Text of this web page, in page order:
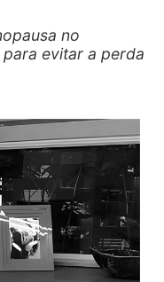
no
evitar a perda